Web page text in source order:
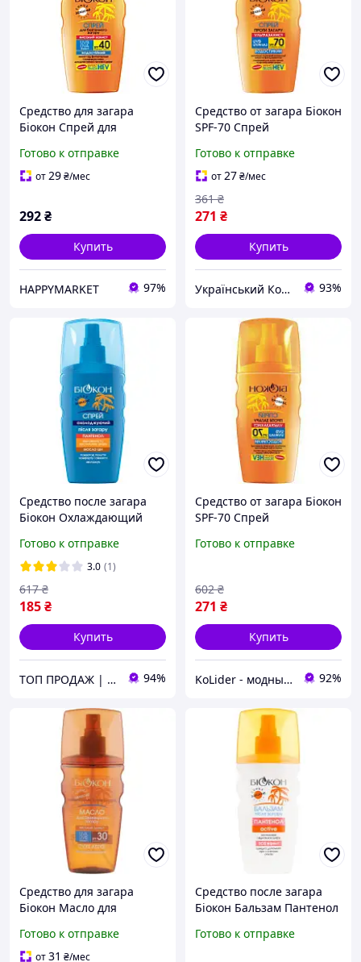
Средство для загара
Біокон Спрей для
Высокая защита SPF-40
160 мл (4820008318411)
Готово к отправке
от29₴/мес
292₴
Купить
HAPPYMARKET 97%
Средство от загара Біокон
SPF-70 Спрей
3958393 zabka
Готово к отправке
от27₴/мес
271 ₴
361 ₴
Купить
Український Кошик 93%
Средство после загара
Біокон Охлаждающий
4820008311030 garage
Готово к отправке
3.0 (1)
185₴
617 ₴
Купить
ТОП ПРОДАЖ | Интернет-супермаркет «NUKLEON» 94%
Средство от загара Біокон
SPF-70 Спрей
(4820160039544) | tp
Готово к отправке
271 ₴
602 ₴
Купить
KoLider - модный магазин 92%
Средство для загара
Біокон Масло для
Высокая защита SPF 30
160 мл (4820160033269)
Готово к отправке
от31 ₴/мес
Средство после загара
Біокон Бальзам Пантенол
укрКошик
Готово к отправке